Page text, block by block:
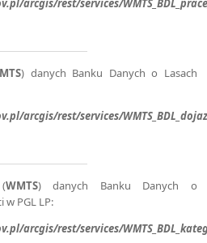
arcgis/rest/services/
) danych Banku Danych o Lasach
arcgis/rest/services/
WMTS) danych Banku Danych o
w PGL LP:
arcgis/rest/services/